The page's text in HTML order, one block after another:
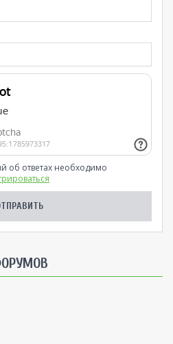
об ответах необходимо